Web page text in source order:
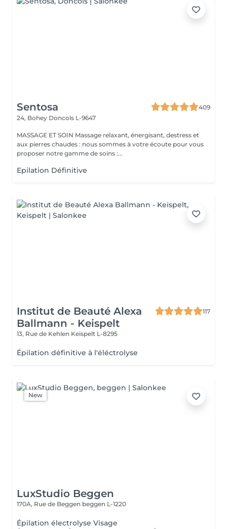
Sentosa
409
24, Bohey Doncols L-9647
MASSAGE ET SOIN Massage relaxant, énergisant, destress et
aux pierres chaudes : nous sommes à votre écoute pour vous
proposer notre gamme de soins :...
Epilation Définitive
Institut de Beauté Alexa
Ballmann - Keispelt
117
13, Rue de Kehlen Keispelt L-8295
Épilation définitive à l'éléctrolyse
New
LuxStudio Beggen
170A, Rue de Beggen beggen L-1220
Épilation électrolyse Visage